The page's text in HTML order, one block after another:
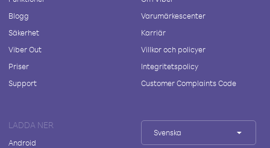
Blogg
Säkerhet
Viber Out
Priser
Support
Varumärkescenter
Karriär
Villkor och policyer
Integritetspolicy
Customer Complaints Code
LADDA NER
Android
Svenska